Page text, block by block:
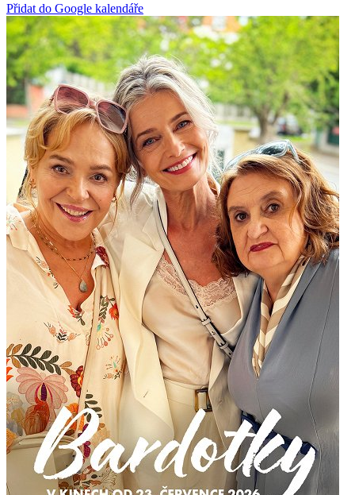
Přidat do Google kalendáře